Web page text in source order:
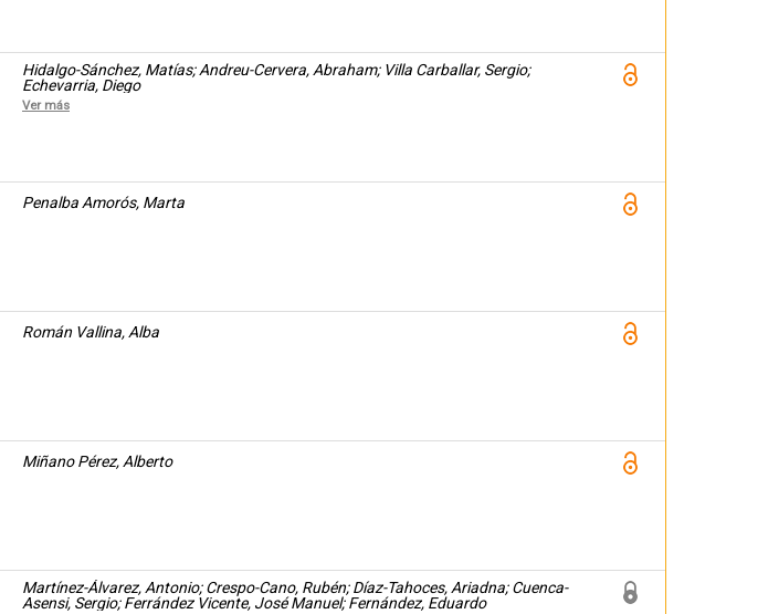
Hidalgo-Sánchez, Matías; Andreu-Cervera, Abraham; Villa Carballar, Sergio;
Echevarria, Diego
Ver más
Penalba Amorós, Marta
Román Vallina, Alba
Miñano Pérez, Alberto
Martínez-Álvarez, Antonio; Crespo-Cano, Rubén; Díaz-Tahoces, Ariadna; Cuenca-
Asensi, Sergio; Ferrández Vicente, José Manuel; Fernández, Eduardo